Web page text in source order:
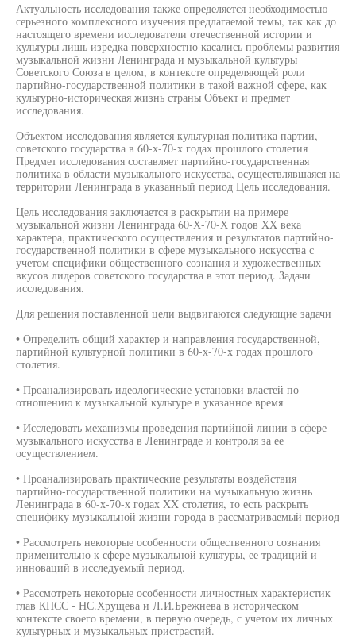
Актуальность исследования также определяется необходимостью
серьезного комплексного изучения предлагаемой темы, так как до
настоящего времени исследователи отечественной истории и
культуры лишь изредка поверхностно касались проблемы развития
музыкальной жизни Ленинграда и музыкальной культуры
Советского Союза в целом, в контексте определяющей роли
партийно-государственной политики в такой важной сфере, как
культурно-историческая жизнь страны Объект и предмет
исследования.
Объектом исследования является культурная политика партии,
советского государства в 60-х-70-х годах прошлого столетия
Предмет исследования составляет партийно-государственная
политика в области музыкального искусства, осуществлявшаяся на
территории Ленинграда в указанный период Цель исследования.
Цель исследования заключается в раскрытии на примере
музыкальной жизни Ленинграда 60-Х-70-Х годов XX века
характера, практического осуществления и результатов партийно-
государственной политики в сфере музыкального искусства с
учетом специфики общественного сознания и художественных
вкусов лидеров советского государства в этот период. Задачи
исследования.
Для решения поставленной цели выдвигаются следующие задачи
• Определить общий характер и направления государственной,
партийной культурной политики в 60-х-70-х годах прошлого
столетия.
• Проанализировать идеологические установки властей по
отношению к музыкальной культуре в указанное время
• Исследовать механизмы проведения партийной линии в сфере
музыкального искусства в Ленинграде и контроля за ее
осуществлением.
• Проанализировать практические результаты воздействия
партийно-государственной политики на музыкальную жизнь
Ленинграда в 60-х-70-х годах XX столетия, то есть раскрыть
специфику музыкальной жизни города в рассматриваемый период
• Рассмотреть некоторые особенности общественного сознания
применительно к сфере музыкальной культуры, ее традиций и
инноваций в исследуемый период.
• Рассмотреть некоторые особенности личностных характеристик
глав КПСС - НС.Хрущева и Л.И.Брежнева в историческом
контексте своего времени, в первую очередь, с учетом их личных
культурных и музыкальных пристрастий.